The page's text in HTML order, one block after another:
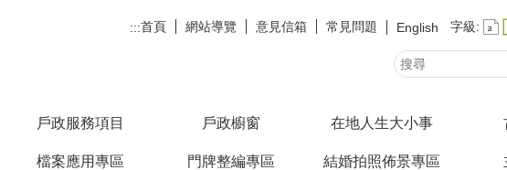
:::首頁 網站導覽 意見信箱 常見問題 English 字級:
戶政服務項目 戶政櫥窗 在地人生大小事
檔案應用專區 門牌整編專區 結婚拍照佈景專區